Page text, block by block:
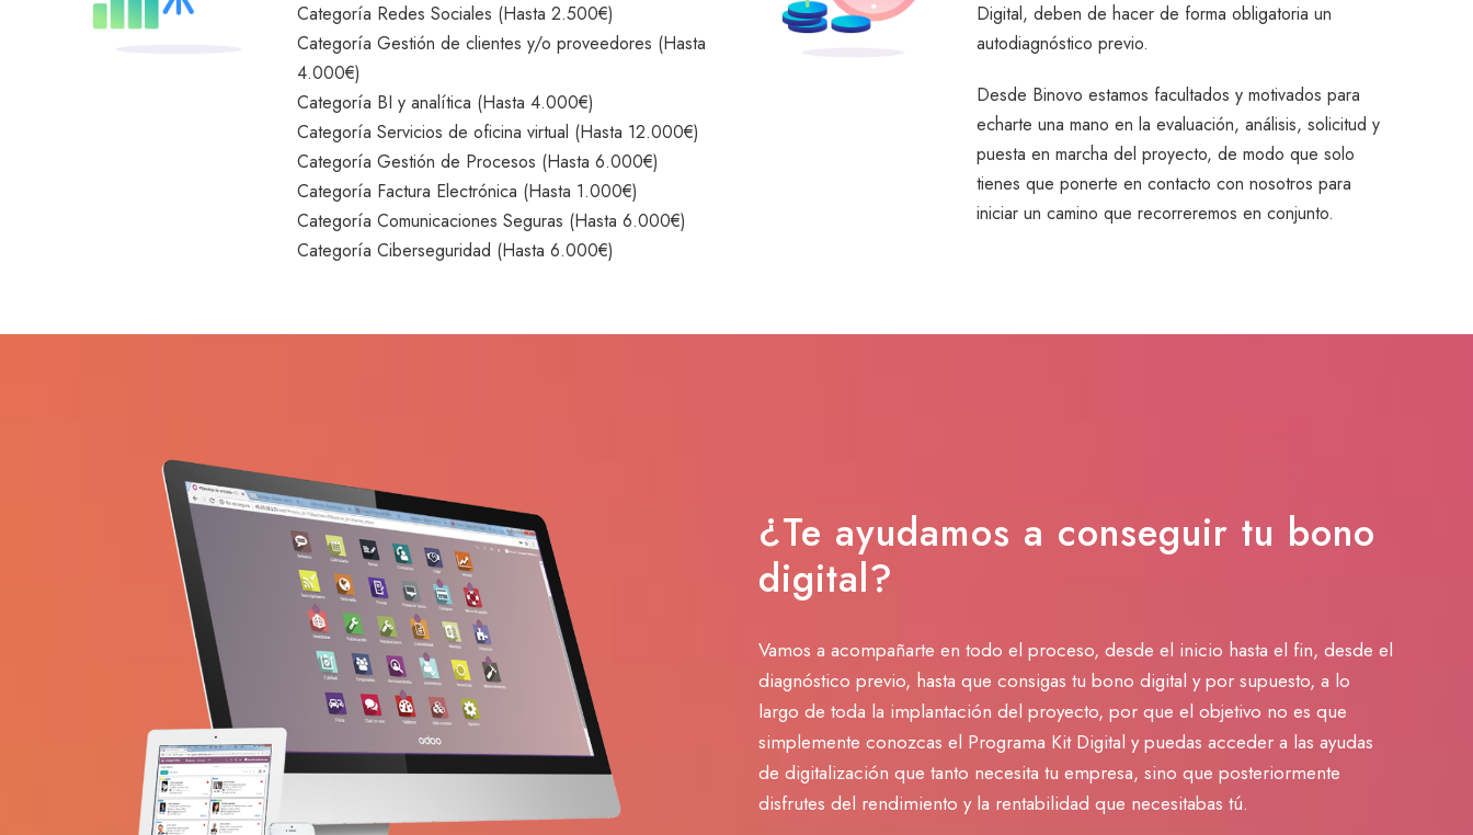
Categoría Redes Sociales (Hasta 2.500€)
Categoría Gestión de clientes y/o proveedores (Hasta
4.000€)
Categoría BI y analítica (Hasta 4.000€)
Categoría Servicios de oficina virtual (Hasta 12.000€)
Categoría Gestión de Procesos (Hasta 6.000€)
Categoría Factura Electrónica (Hasta 1.000€)
Categoría Comunicaciones Seguras (Hasta 6.000€)
Categoría Ciberseguridad (Hasta 6.000€)
Digital, deben de hacer de forma obligatoria un
autodiagnóstico previo.
Desde Binovo estamos facultados y motivados para
echarte una mano en la evaluación, análisis, solicitud y
puesta en marcha del proyecto, de modo que solo
tienes que ponerte en contacto con nosotros para
iniciar un camino que recorreremos en conjunto.
¿Te ayudamos a conseguir tu bono
digital?
Vamos a acompañarte en todo el proceso, desde el inicio hasta el fin, desde el
diagnóstico previo, hasta que consigas tu bono digital y por supuesto, a lo
largo de toda la implantación del proyecto, por que el objetivo no es que
simplemente conozcas el Programa Kit Digital y puedas acceder a las ayudas
de digitalización que tanto necesita tu empresa, sino que posteriormente
disfrutes del rendimiento y la rentabilidad que necesitabas tú.